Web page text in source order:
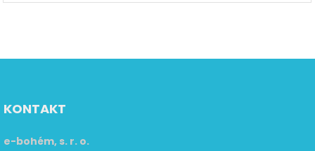
KONTAKT
e-bohém, s. r. o.